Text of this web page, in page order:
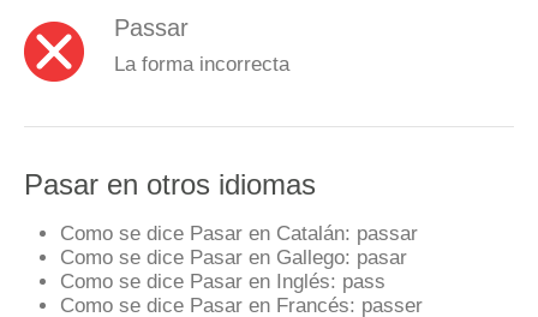
Passar
La forma incorrecta
Pasar en otros idiomas
Como se dice Pasar en Catalán: passar
Como se dice Pasar en Gallego: pasar
Como se dice Pasar en Inglés: pass
Como se dice Pasar en Francés: passer